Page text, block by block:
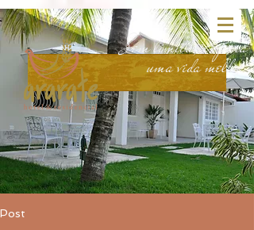
uma vida melhor.
Sem limitações para
Post